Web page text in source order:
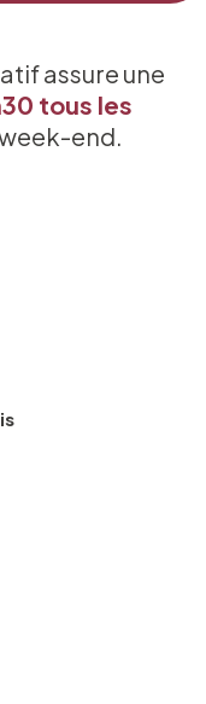
assure une
tous les
end.